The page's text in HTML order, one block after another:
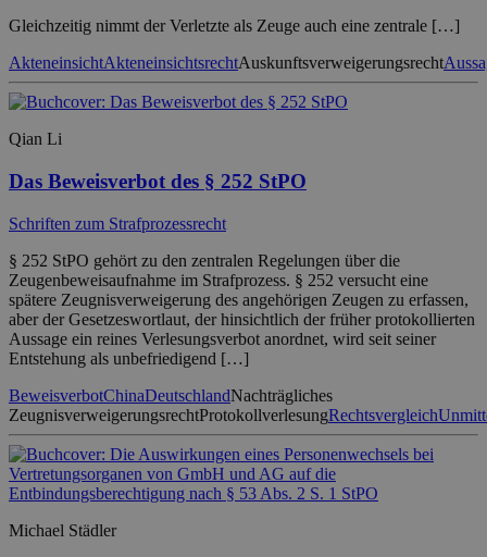
Gleichzeitig nimmt der Verletzte als Zeuge auch eine zentrale […]
AkteneinsichtAkteneinsichtsrechtAuskunftsverweigerungsrecht
Qian Li
Das Beweisverbot des § 252 StPO
Schriften zum Strafprozessrecht
§ 252 StPO gehört zu den zentralen Regelungen über die
Zeugenbeweisaufnahme im Strafprozess. § 252 versucht eine
spätere Zeugnisverweigerung des angehörigen Zeugen zu erfassen,
aber der Gesetzeswortlaut, der hinsichtlich der früher protokollierten
Aussage ein reines Verlesungsverbot anordnet, wird seit seiner
Entstehung als unbefriedigend […]
BeweisverbotChinaDeutschlandNachträgliches
ZeugnisverweigerungsrechtProtokollverlesungRechtsvergleich
Michael Städler